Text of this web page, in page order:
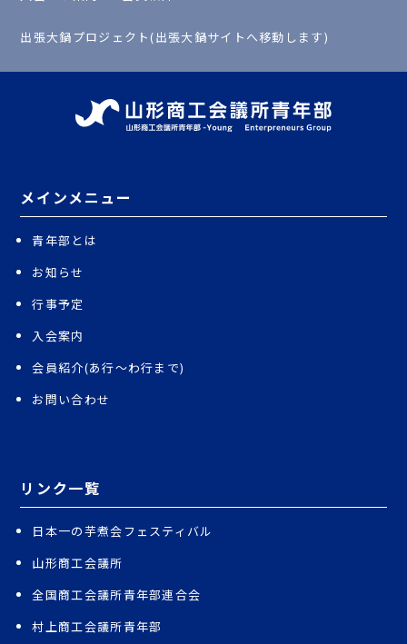
出張大鍋プロジェクト(出張大鍋サイトへ移動します)
メインメニュー
青年部とは
お知らせ
行事予定
入会案内
会員紹介(あ行〜わ行まで)
お問い合わせ
リンク一覧
日本一の芋煮会フェスティバル
山形商工会議所
全国商工会議所青年部連合会
村上商工会議所青年部